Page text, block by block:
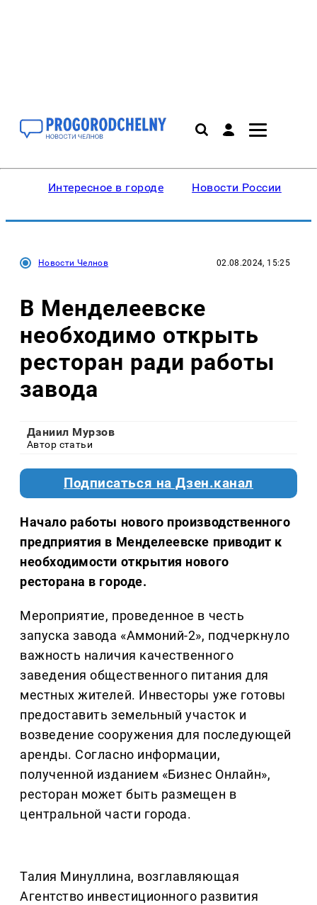
Интересное в городе Новости России
Новости Челнов 02.08.2024, 15:25
В Менделеевске
необходимо открыть
ресторан ради работы
завода
Даниил Мурзов
Автор статьи
Подписаться на Дзен.канал
Начало работы нового производственного
предприятия в Менделеевске приводит к
необходимости открытия нового
ресторана в городе.
Мероприятие, проведенное в честь
запуска завода «Аммоний-2», подчеркнуло
важность наличия качественного
заведения общественного питания для
местных жителей. Инвесторы уже готовы
предоставить земельный участок и
возведение сооружения для последующей
аренды. Согласно информации,
полученной изданием «Бизнес Онлайн»,
ресторан может быть размещен в
центральной части города.
Талия Минуллина, возглавляющая
Агентство инвестиционного развития